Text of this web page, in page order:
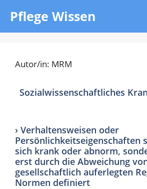
Inhalt
springen
Pflege Wissen
Autor/in: MRM
Sozialwissenschaftliches
› Verhaltensweisen oder
Persönlichkeitseigenschaften
sich krank oder abnorm,
erst durch die Abweichung
gesellschaftlich auferlegten
Normen definiert